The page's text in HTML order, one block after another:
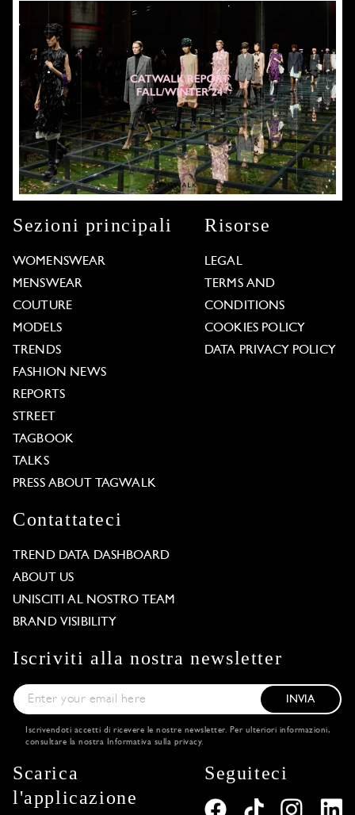
Sezioni principali
WOMENSWEAR
MENSWEAR
COUTURE
MODELS
TRENDS
FASHION NEWS
REPORTS
STREET
TAGBOOK
TALKS
PRESS ABOUT TAGWALK
Risorse
LEGAL
TERMS AND
CONDITIONS
COOKIES POLICY
DATA PRIVACY POLICY
Contattateci
TREND DATA DASHBOARD
ABOUT US
UNISCITI AL NOSTRO TEAM
BRAND VISIBILITY
Iscriviti alla nostra newsletter
INVIA
Iscrivendoti accetti di ricevere le nostre newsletter. Per ulteriori informazioni,
consultare la nostra
Informativa sulla privacy.
Scarica
l'applicazione
Seguiteci